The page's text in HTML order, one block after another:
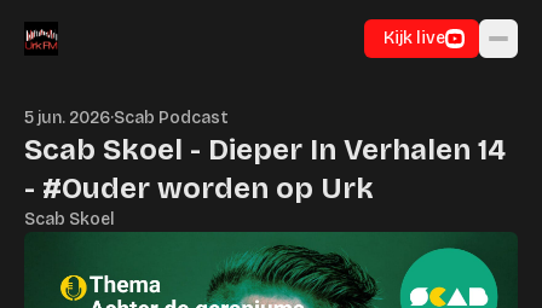
Kijk live
5 jun. 2026·Scab Podcast
Scab Skoel - Dieper In Verhalen 14
- #Ouder worden op Urk
Scab Skoel